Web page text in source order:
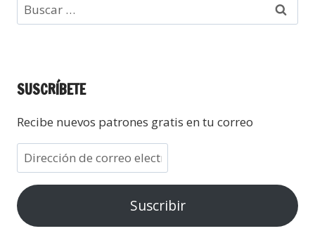
SUSCRÍBETE
Recibe nuevos patrones gratis en tu correo
Suscribir